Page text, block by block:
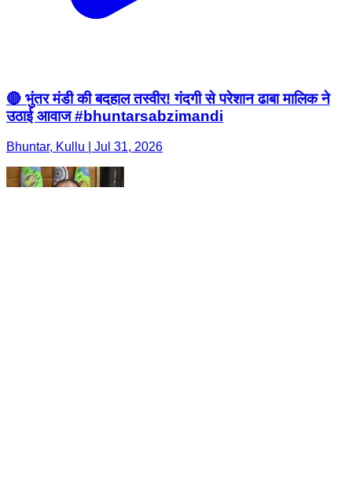
🔴 भुंतर मंडी की बदहाल तस्वीर! गंदगी से परेशान ढाबा मालिक ने
उठाई आवाज #bhuntarsabzimandi
Bhuntar, Kullu | Jul 31, 2026